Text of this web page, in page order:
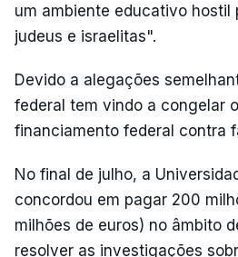
um ambiente educativo hostil
judeus e israelitas".
Devido a alegações
federal tem vindo a congelar
financiamento federal contra
No final de julho, a
concordou em pagar 200
milhões de euros) no âmbito
resolver as investigações